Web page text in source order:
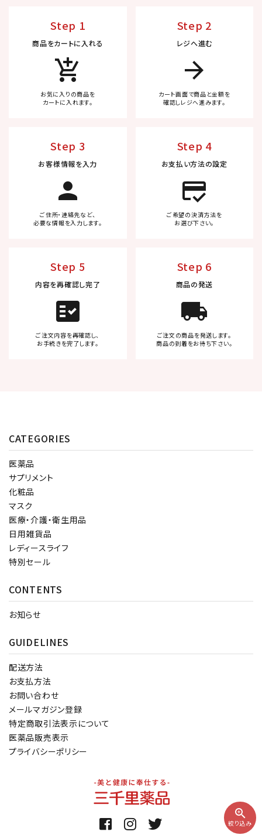
zoom_in
絞り込み
Step 1
商品をカートに入れる
add_shopping_cart
お気に入りの商品を
カートに入れます。
Step 2
レジへ進む
arrow_forward
カート画面で商品と金額を
確認しレジへ進みます。
Step 3
お客様情報を入力
person
ご住所・連絡先など、
必要な情報を入力します。
Step 4
お支払い方法の設定
credit_score
ご希望の決済方法を
お選び下さい。
Step 5
内容を再確認し完了
fact_check
ご注文内容を再確認し、
お手続きを完了します。
Step 6
商品の発送
local_shipping
ご注文の商品を発送します。
商品の到着をお待ち下さい。
CATEGORIES
医薬品
サプリメント
化粧品
マスク
医療・介護・衛生用品
日用雑貨品
レディースライフ
特別セール
CONTENTS
お知らせ
GUIDELINES
配送方法
お支払方法
お問い合わせ
メールマガジン登録
特定商取引法表示について
医薬品販売表示
プライバシーポリシー